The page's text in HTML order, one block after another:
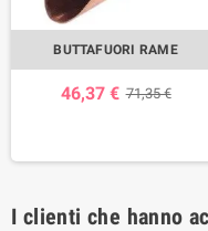
BUTTAFUORI RAME
46,37 € 71,35 €
I clienti che hanno